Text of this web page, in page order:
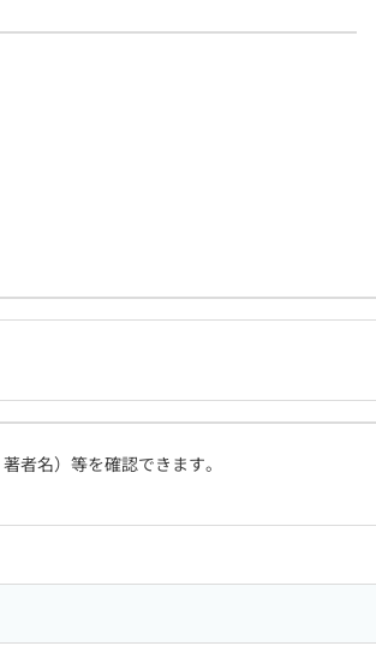
者名）等を確認できます。